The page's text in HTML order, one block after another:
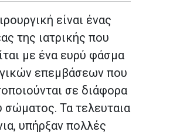
είναι ένας
της ιατρικής που
με ένα ευρύ φάσμα
επεμβάσεων που
σε διάφορα
σώματος. Τα τελευταια
υπήρξαν πολλές